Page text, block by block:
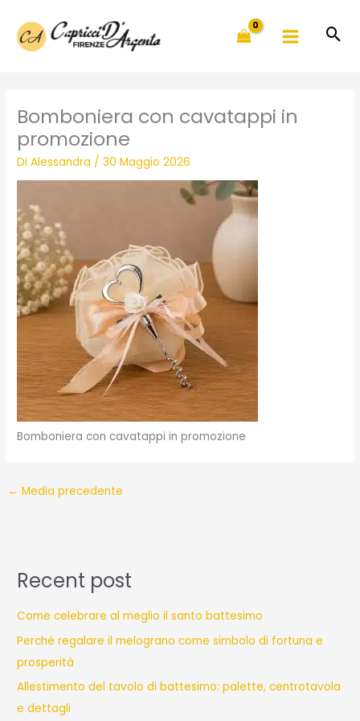
contenuto
Bomboniera con cavatappi in
promozione
DiAlessandra /30 Maggio 2026
Bomboniera con cavatappi in promozione
← Media precedente
Recent post
Come celebrare al meglio il santo battesimo
Perché regalare il melograno come simbolo di fortuna e
prosperità
Allestimento del tavolo di battesimo: palette, centrotavola
e dettagli